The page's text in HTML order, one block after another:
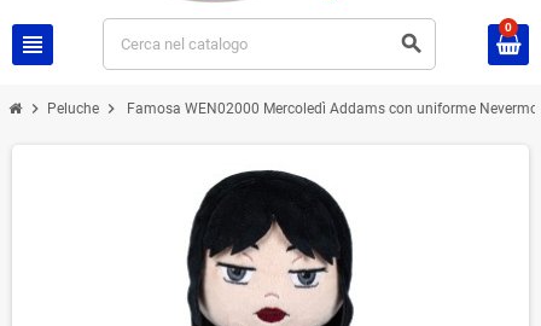
view_headline search
0
chevron_right Peluche chevron_right Famosa WEN02000 Mercoledì Addams con uniforme